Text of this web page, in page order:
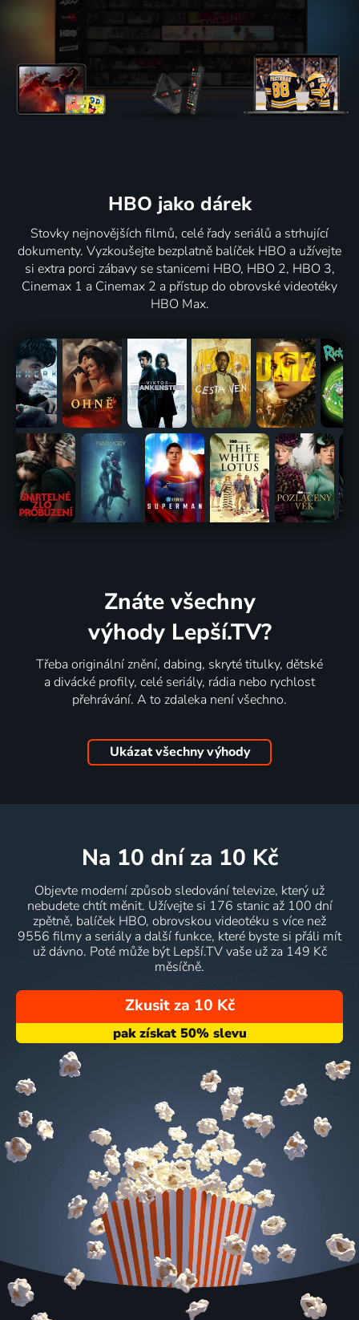
HBO jako dárek
Stovky nejnovějších filmů, celé řady seriálů a strhující
dokumenty. Vyzkoušejte bezplatně balíček HBO a užívejte
si extra porci zábavy se stanicemi HBO, HBO 2, HBO 3,
Cinemax 1 a Cinemax 2 a přístup do obrovské videotéky
HBO Max.
Znáte všechny
výhody Lepší.TV?
Třeba originální znění, dabing, skryté titulky, dětské
a divácké profily, celé seriály, rádia nebo rychlost
přehrávání. A to zdaleka není všechno.
Ukázat všechny výhody
na 10 dní za 10 Kč
Objevte moderní způsob sledování televize, který už
nebudete chtít měnit. Užívejte si 176 stanic až 100 dní
zpětně, balíček HBO, obrovskou videotéku s více než
9556 filmy a seriály a další funkce, které byste si přáli mít
už dávno. Poté může být Lepší.TV vaše už za 149 Kč
měsíčně.
Zkusit za 10 Kč